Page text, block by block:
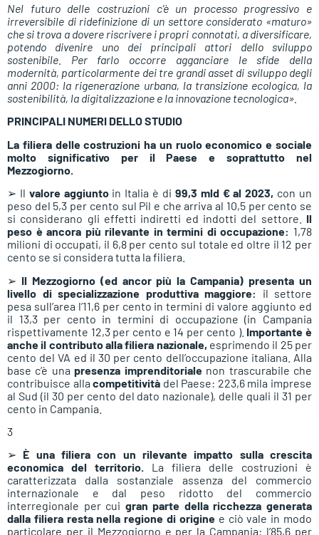
Nel futuro delle costruzioni c’è un processo progressivo e
irreversibile di ridefinizione di un settore considerato «maturo»
che si trova a dovere riscrivere i propri connotati, a diversificare,
potendo divenire uno dei principali attori dello sviluppo
sostenibile. Per farlo occorre agganciare le sfide della
modernità, particolarmente dei tre grandi asset di sviluppo degli
anni 2000: la rigenerazione urbana, la transizione ecologica, la
sostenibilità, la digitalizzazione e la innovazione tecnologica».
PRINCIPALI NUMERI DELLO STUDIO
La filiera delle costruzioni ha un ruolo economico e sociale
molto significativo per il Paese e soprattutto nel
Mezzogiorno.
➢ Il valore aggiuntoin Italia è di 99,3 mld € al 2023, con un
peso del 5,3 per cento sul Pil e che arriva al 10,5 per cento se
si considerano gli effetti indiretti ed indotti del settore. Il
peso è ancora più rilevante in termini di occupazione: 1,78
milioni di occupati, il 6,8 per cento sul totale ed oltre il 12 per
cento se si considera tutta la filiera.
➢ Il Mezzogiorno (ed ancor più la Campania) presenta un
livello di specializzazione produttiva maggiore:
il settore
pesa sull’area l’11,6 per cento in termini di valore aggiunto ed
il 13,3 per cento in termini di occupazione (in Campania
rispettivamente 12,3 per cento e 14 per cento ). Importante è
anche il contributo alla filiera nazionale, esprimendo il 25 per
cento del VA ed il 30 per cento dell’occupazione italiana. Alla
base c’è unapresenza imprenditorialenon trascurabile che
contribuisce allacompetitività del Paese: 223,6 mila imprese
al Sud (il 30 per cento del dato nazionale), delle quali il 31 per
cento in Campania.
3
➢ È una filiera con un rilevante impatto sulla crescita
economica del territorio. La filiera delle costruzioni è
caratterizzata dalla sostanziale assenza del commercio
internazionale e dal peso ridotto del commercio
interregionale per cui gran parte della ricchezza generata
dalla filiera resta nella regione di originee ciò vale in modo
particolare per il Mezzogiorno e per la Campania: l’85,6 per